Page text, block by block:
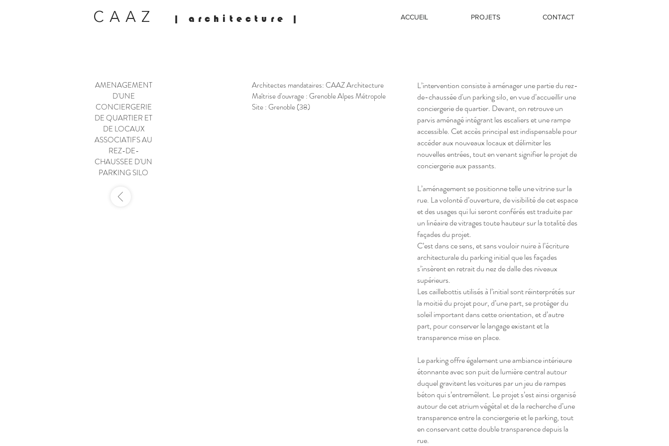
CAAZ | architecture | ACCUEIL PROJETS CONTACT
AMENAGEMENT
D'UNE
CONCIERGERIE
DE QUARTIER ET
DE LOCAUX
ASSOCIATIFS AU
REZ-DE-
CHAUSSEE D'UN
PARKING SILO
Architectes mandataires: CAAZ Architecture
Maîtrise d'ouvrage : Grenoble Alpes Métropole
Site : Grenoble (38)
L’intervention consiste à aménager une partie du rez-
de-chaussée d'un parking silo, en vue d’accueillir une
conciergerie de quartier. Devant, on retrouve un
parvis aménagé intégrant les escaliers et une rampe
accessible. Cet accès principal est indispensable pour
accéder aux nouveaux locaux et délimiter les
nouvelles entrées, tout en venant signifier le projet de
conciergerie aux passants.
L’aménagement se positionne telle une vitrine sur la
rue. La volonté d’ouverture, de visibilité de cet espace
et des usages qui lui seront conférés est traduite par
un linéaire de vitrages toute hauteur sur la totalité des
façades du projet.
C’est dans ce sens, et sans vouloir nuire à l’écriture
architecturale du parking initial que les façades
s’insèrent en retrait du nez de dalle des niveaux
supérieurs.
Les caillebottis utilisés à l’initial sont réinterprétés sur
la moitié du projet pour, d’une part, se protéger du
soleil important dans cette orientation, et d’autre
part, pour conserver le langage existant et la
transparence mise en place.
Le parking offre également une ambiance intérieure
étonnante avec son puit de lumière central autour
duquel gravitent les voitures par un jeu de rampes
béton qui s’entremêlent. Le projet s’est ainsi organisé
autour de cet atrium végétal et de la recherche d’une
transparence entre la conciergerie et le parking, tout
en conservant cette double transparence depuis la
rue.